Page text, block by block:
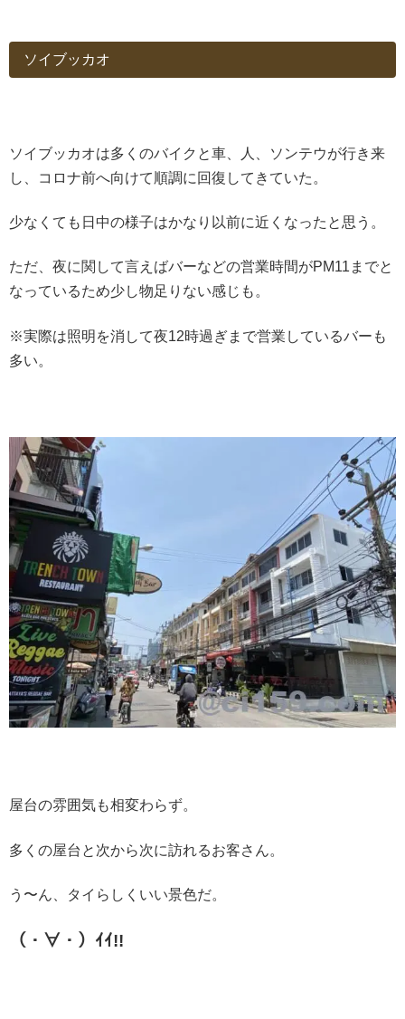
ソイブッカオ
ソイブッカオは多くのバイクと車、人、ソンテウが行き来
し、コロナ前へ向けて順調に回復してきていた。
少なくても日中の様子はかなり以前に近くなったと思う。
ただ、夜に関して言えばバーなどの営業時間がPM11までと
なっているため少し物足りない感じも。
※実際は照明を消して夜12時過ぎまで営業しているバーも
多い。
屋台の雰囲気も相変わらず。
多くの屋台と次から次に訪れるお客さん。
う〜ん、タイらしくいい景色だ。
（・∀・）ｲｲ!!